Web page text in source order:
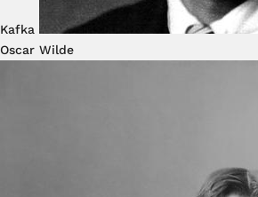
Kafka
Oscar Wilde